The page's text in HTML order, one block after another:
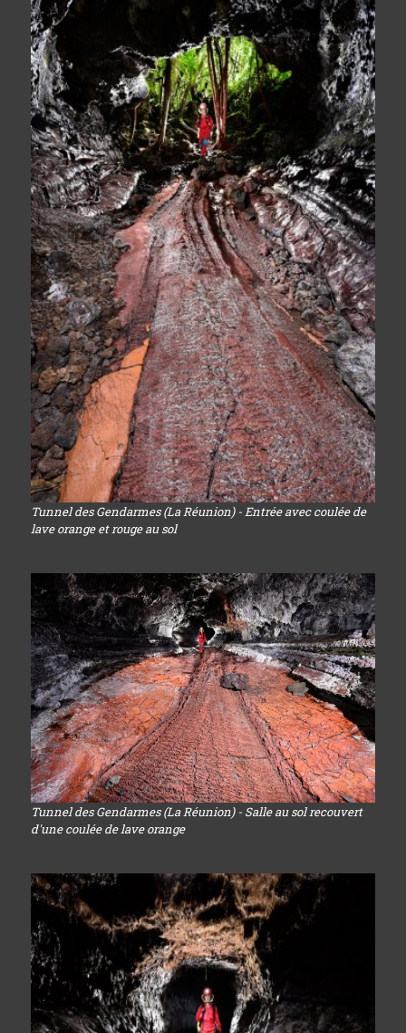
Tunnel des Gendarmes (La Réunion) - Entrée avec coulée de
lave orange et rouge au sol
Tunnel des Gendarmes (La Réunion) - Salle au sol recouvert
d'une coulée de lave orange